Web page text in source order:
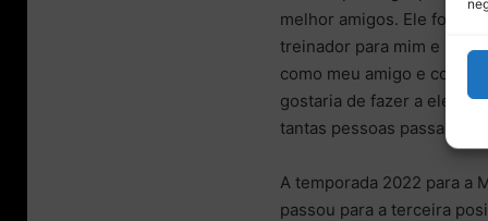
melhor amigos. Ele foi um
treinador para mim e um
como meu amigo e como
gostaria de fazer a ele
tantas pessoas passarão
A temporada 2022 para a
passou para a terceira